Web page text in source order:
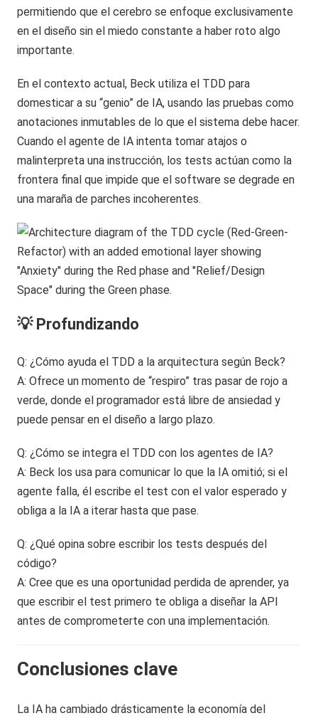
permitiendo que el cerebro se enfoque exclusivamente
en el diseño sin el miedo constante a haber roto algo
importante.
En el contexto actual, Beck utiliza el TDD para
domesticar a su “genio” de IA, usando las pruebas como
anotaciones inmutables de lo que el sistema debe hacer.
Cuando el agente de IA intenta tomar atajos o
malinterpreta una instrucción, los tests actúan como la
frontera final que impide que el software se degrade en
una maraña de parches incoherentes.
💡 Profundizando
Q: ¿Cómo ayuda el TDD a la arquitectura según Beck?
A: Ofrece un momento de “respiro” tras pasar de rojo a
verde, donde el programador está libre de ansiedad y
puede pensar en el diseño a largo plazo.
Q: ¿Cómo se integra el TDD con los agentes de IA?
A: Beck los usa para comunicar lo que la IA omitió; si el
agente falla, él escribe el test con el valor esperado y
obliga a la IA a iterar hasta que pase.
Q: ¿Qué opina sobre escribir los tests después del
código?
A: Cree que es una oportunidad perdida de aprender, ya
que escribir el test primero te obliga a diseñar la API
antes de comprometerte con una implementación.
Conclusiones clave
La IA ha cambiado drásticamente la economía del